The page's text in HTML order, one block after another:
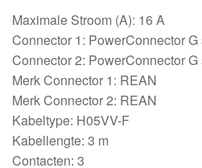
Maximale Stroom (A): 16 A
Connector 1: PowerConnector
Connector 2: PowerConnector
Merk Connector 1: REAN
Merk Connector 2: REAN
Kabeltype: H05VV-F
Kabellengte: 3 m
Contacten: 3